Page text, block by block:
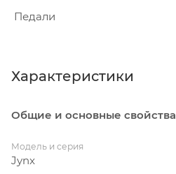
Педали
Характеристики
Общие и основные свойства
Модель и серия
Jynx